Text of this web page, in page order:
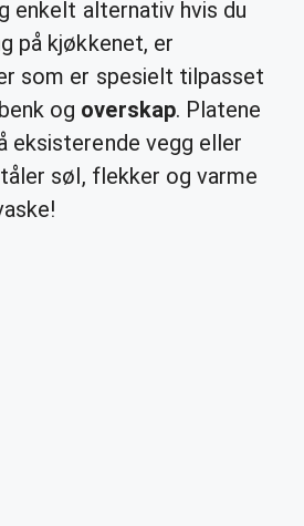
enkelt alternativ hvis du
på kjøkkenet, er
som er spesielt tilpasset
benk og overskap. Platene
eksisterende vegg eller
søl, flekker og varme